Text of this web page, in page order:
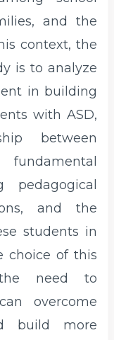
and the
context, the
is to analyze
in building
with ASD,
between
and the
students in
choice of this
need to
overcome
build more